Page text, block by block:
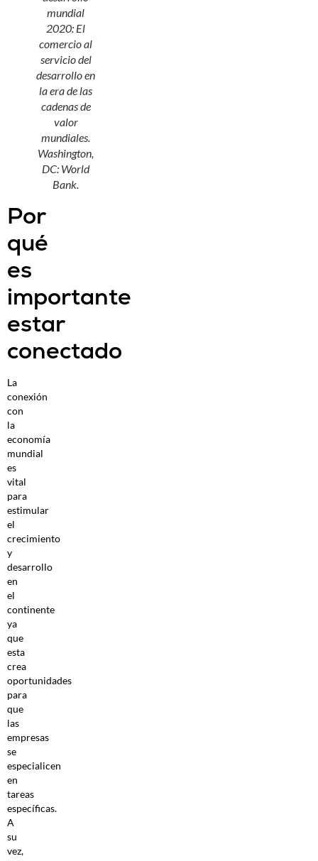
mundial
2020: El
comercio al
servicio del
desarrollo en
la era de las
cadenas de
valor
mundiales.
Washington,
DC: World
Bank.
Por
qué
es
importante
estar
conectado
La
conexión
con
la
economía
mundial
es
vital
para
estimular
el
crecimiento
y
desarrollo
en
el
continente
ya
que
esta
crea
oportunidades
para
que
las
empresas
se
especialicen
en
tareas
específicas.
A
su
vez,